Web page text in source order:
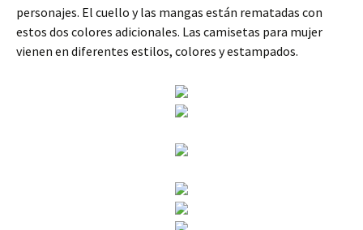
personajes. El cuello y las mangas están rematadas con
estos dos colores adicionales. Las camisetas para mujer
vienen en diferentes estilos, colores y estampados.